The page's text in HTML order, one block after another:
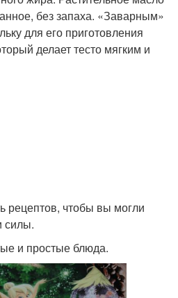
без запаха. «Заварным»
для его приготовления
делает тесто мягким и
рецептов, чтобы вы могли
силы.
и простые блюда.